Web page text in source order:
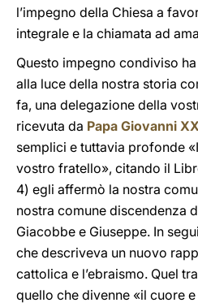
l’impegno della Chiesa a
integrale e la chiamata ad
Questo impegno condiviso
alla luce della nostra storia
fa, una delegazione della
ricevuta da Papa Giovanni
semplici e tuttavia profonde
vostro fratello», citando il
4) egli affermò la nostra
nostra comune discendenza
Giacobbe e Giuseppe. In
che descriveva un nuovo
cattolica e l’ebraismo. Quel
quello che divenne «il cuore